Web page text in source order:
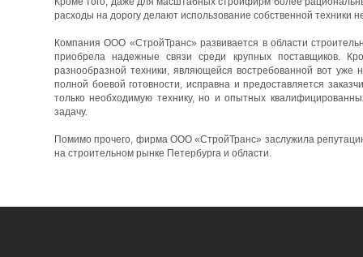
расходы на дорогу делают использование собственной техники
Компания ООО «СтройТранс» развивается в области
приобрела надежные связи среди крупных поставщиков.
разнообразной техники, являющейся востребованной вот уже
полной боевой готовности, исправна и предоставляется
только необходимую технику, но и опытных
задачу.
Помимо прочего, фирма ООО «СтройТранс» заслужила
на строительном рынке Петербурга и области.